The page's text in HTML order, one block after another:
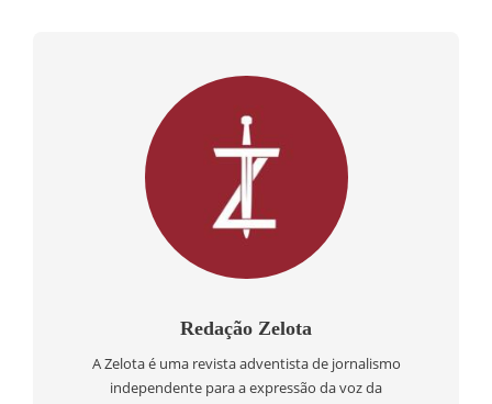
Redação Zelota
A Zelota é uma revista adventista de jornalismo
independente para a expressão da voz da